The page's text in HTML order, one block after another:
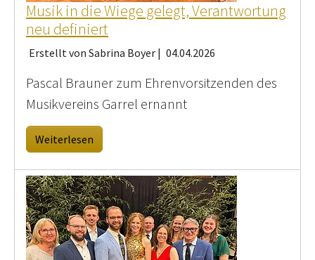
Musik in die Wiege gelegt, Verantwortung
neu definiert
Erstellt von Sabrina Boyer | 04.04.2026
Pascal Brauner zum Ehrenvorsitzenden des
Musikvereins Garrel ernannt
Weiterlesen